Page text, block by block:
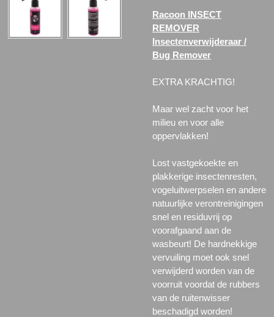
Racoon INSECT
REMOVER
Insectenverwijderaar /
Bug Remover
EXTRA KRACHTIG!
Maar wel zacht voor het
milieu en voor alle
oppervlakken!
Lost vastgekoekte en
plakkerige insectenresten,
vogeluitwerpselen en andere
natuurlijke verontreinigingen
snel en residuvrij op
voorafgaand aan de
wasbeurt! De hardnekkige
vervuiling moet ook snel
verwijderd worden van de
voorruit voordat de rubbers
van de ruitenwisser
beschadigd worden!